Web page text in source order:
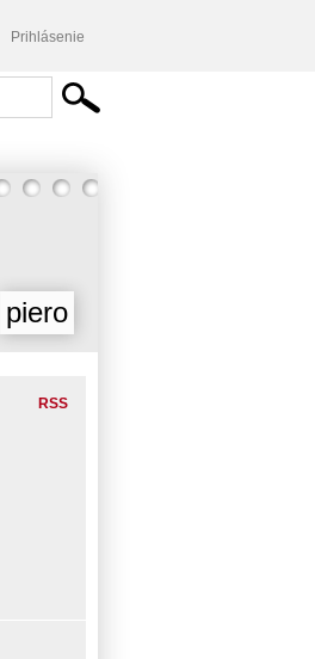
Prihlásenie
piero
RSS